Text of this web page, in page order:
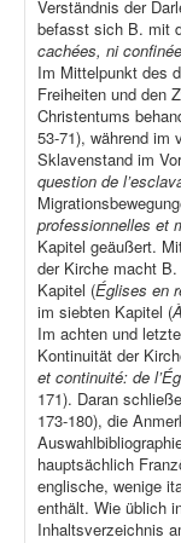
Verständnis der
befasst sich B. mit
cachées, ni
Im Mittelpunkt des
Freiheiten und den
Christentums
53-71), während im
Sklavenstand im
question de
professionnelles et
Kapitel geäußert.
der Kirche macht
Kapitel (Églises en
im siebten Kapitel (
Im achten und
Kontinuität der
et continuité: de
171). Daran
173-180), die
hauptsächlich
englische, wenige
enthält. Wie üblich
Inhaltsverzeichnis